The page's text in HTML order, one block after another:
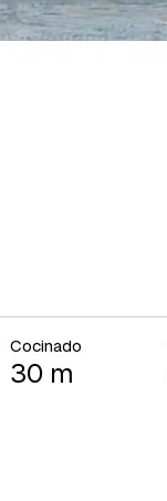
Cocinado
30 m